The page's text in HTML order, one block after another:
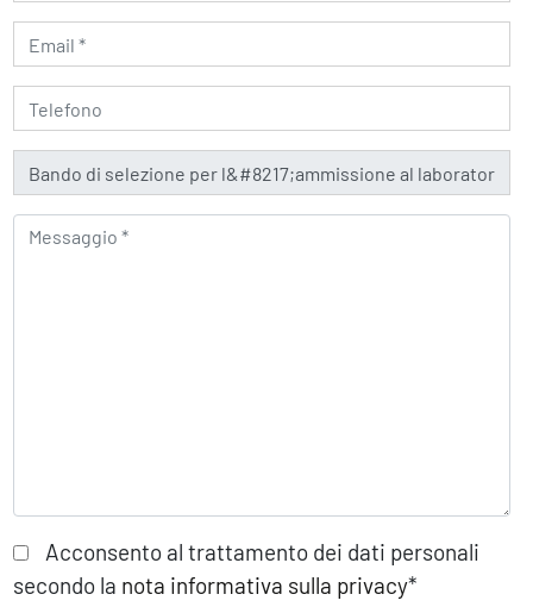
Acconsento al trattamento dei dati personali
secondo la nota informativa sulla privacy*